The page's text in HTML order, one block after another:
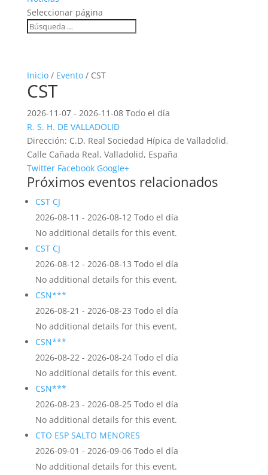
Seleccionar página
Inicio/ Evento/ CST
CST
2026-11-07 - 2026-11-08 Todo el día
R. S. H. DE VALLADOLID
Dirección: C.D. Real Sociedad Hípica de Valladolid,
Calle Cañada Real, Valladolid, España
Twitter Facebook Google+
Próximos eventos relacionados
CST CJ
2026-08-11 - 2026-08-12 Todo el día
No additional details for this event.
CST CJ
2026-08-12 - 2026-08-13 Todo el día
No additional details for this event.
CSN***
2026-08-21 - 2026-08-23 Todo el día
No additional details for this event.
CSN***
2026-08-22 - 2026-08-24 Todo el día
No additional details for this event.
CSN***
2026-08-23 - 2026-08-25 Todo el día
No additional details for this event.
CTO ESP SALTO MENORES
2026-09-01 - 2026-09-06 Todo el día
No additional details for this event.